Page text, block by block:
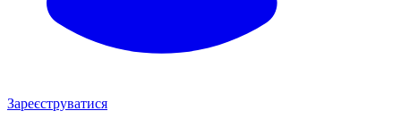
Зареєструватися